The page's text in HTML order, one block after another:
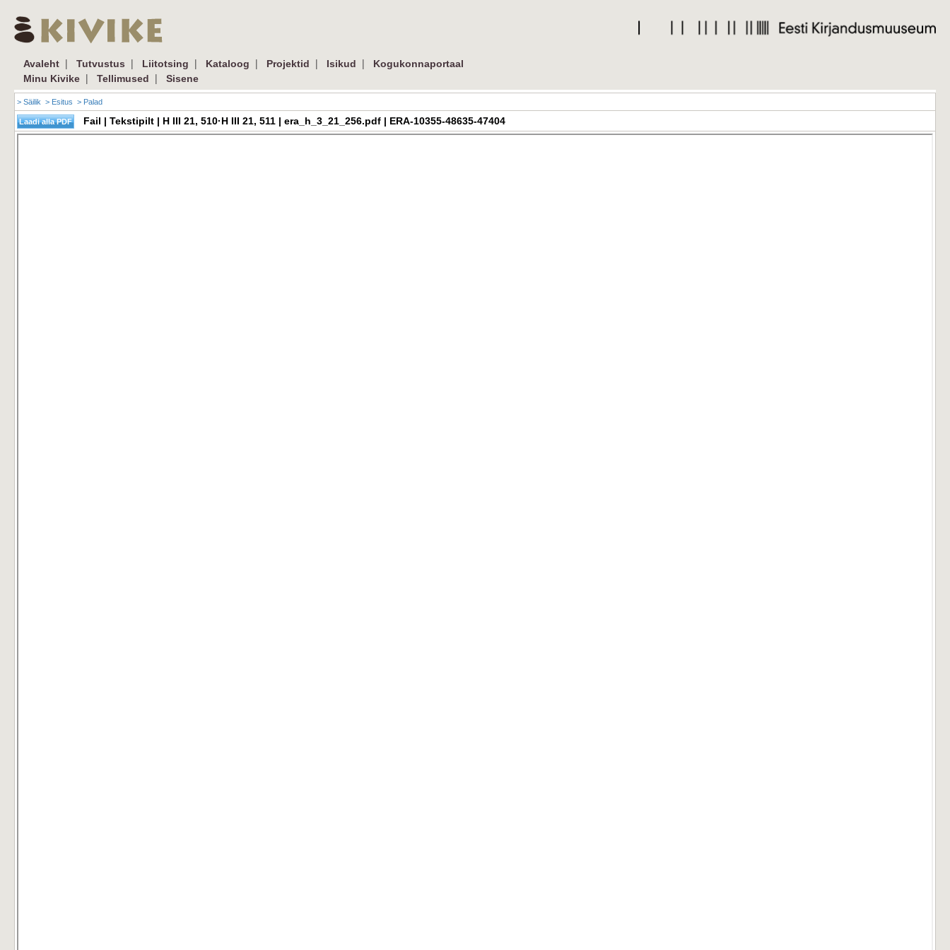
Avaleht | Tutvustus | Liitotsing | Kataloog | Projektid | Isikud |
Kogukonnaportaal
Minu Kivike | Tellimused | Sisene
> Säilik > Esitus > Palad
Fail | Tekstipilt | H III 21, 510·H III 21, 511 | era_h_3_21_256.pdf | ERA-10355-48635-47404